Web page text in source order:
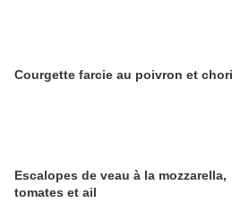
Courgette farcie au poivron et
Escalopes de veau à la mozzarella,
tomates et ail